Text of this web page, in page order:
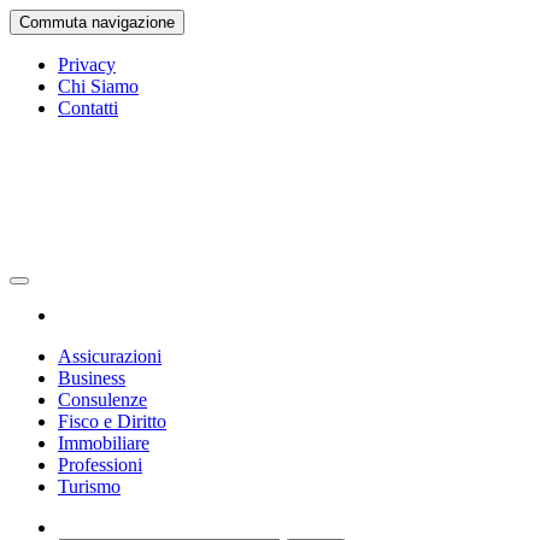
Vai
al
contenuto
Commuta navigazione
Privacy
Chi Siamo
Contatti
Assicurazioni
Business
Consulenze
Fisco e Diritto
Immobiliare
Professioni
Turismo